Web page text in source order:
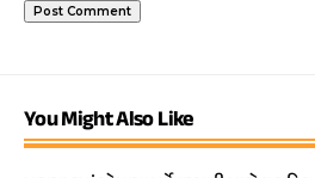
You Might Also Like